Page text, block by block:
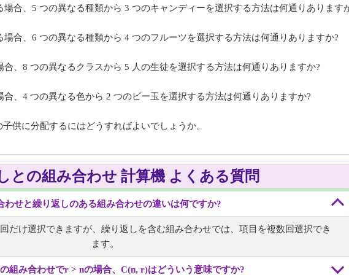
合、5 つの異なる種類から 3 つのキャンディーを選択する方法は何通りあります
合、6 つの異なる種類から 4 つのフルーツを選択する方法は何通りありますか?
、8 つの異なるクラスから 5 人の生徒を選択する方法は何通りありますか?
、4 つの異なる色から 2 つのビー玉を選択する方法は何通りありますか?
供に分配するにはどうすればよいでしょうか。
との組み合わせ 計算機 よくある質問
わせと繰り返しのある組み合わせの違いは何ですか?
だけ選択できますが、繰り返しを含む組み合わせでは、項目を複数回選択でき
ます。
組み合わせでr > nの場合、C(n, r)はどういう意味ですか?